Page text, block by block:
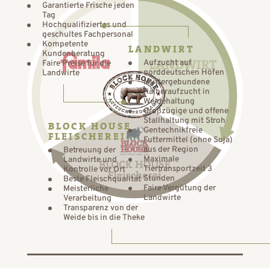
Garantierte Frische jeden
Tag
Hochqualifiziertes und
geschultes Fachpersonal
Kompetente
Kundenberatung
Faire Preise für die
Landwirte
LANDWIRT
Aufzucht auf
norddeutschen Höfen
Muttergebundene
Kälber­aufzucht in
Weidehaltung
Großzügige und offene
Stallhaltung mit Stroh
Gentechnikfreie
Futtermittel (ohne Soja)
aus der Region
Maximale
Tiertransportzeit 3
Stunden
Faire Vergütung der
Landwirte
BLOCK HOUSE
FLEISCHEREI
Betreuung der
Landwirte und
Kontrolle vor Ort
Beste Fleischqualität
Meisterliche
Verarbeitung
Transparenz von der
Weide bis in die Theke